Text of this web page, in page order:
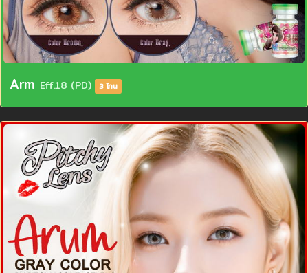
Arm Eff.18 (PD) 3 โทน